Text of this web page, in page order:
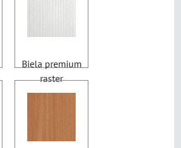
Biela premium
raster